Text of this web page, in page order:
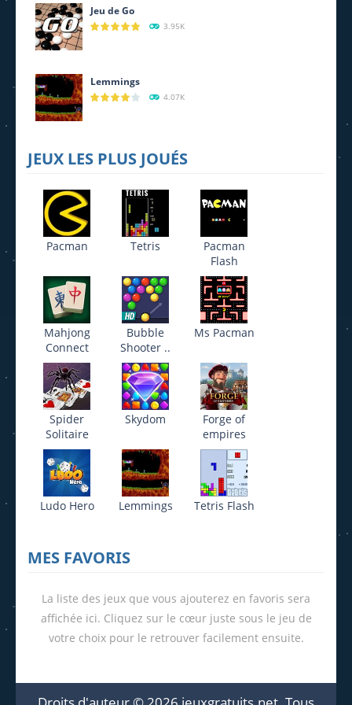
Jeu de Go
3.95K
Lemmings
4.07K
JEUX LES PLUS JOUÉS
Pacman Tetris
Pacman
Flash
Mahjong
Connect
Bubble
Shooter ..
Ms Pacman
Spider
Solitaire
Skydom
Forge of
empires
Ludo Hero Lemmings Tetris Flash
MES FAVORIS
La liste des jeux que vous ajouterez en favoris sera
affichée ici. Cliquez sur le cœur juste sous le jeu de
votre choix pour le retrouver facilement ensuite.